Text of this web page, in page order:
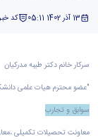
13 آذر 1402 05:11 کد خبر :
سرکار خانم دکتر طیبه مدرکیان
"عضو محترم هیات علمی
سوابق و تجارب
معاونت تحصیلات تکمیلی